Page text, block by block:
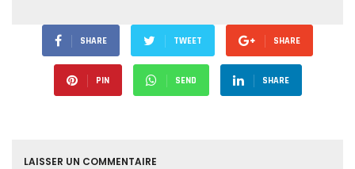
SHARE TWEET SHARE
PIN SEND SHARE
LAISSER UN COMMENTAIRE